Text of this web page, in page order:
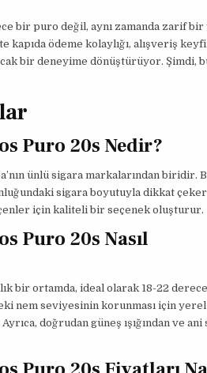
bir puro değil, aynı zamanda zarif bir
kapıda ödeme kolaylığı, alışveriş
bir deneyime dönüştürüyor. Şimdi,
Puro 20s Nedir?
ünlü sigara markalarından biridir.
sigara boyutuyla dikkat
için kaliteli bir seçenek oluşturur.
Puro 20s Nasıl
bir ortamda, ideal olarak 18-22 derece
nem seviyesinin korunması için yerel
doğrudan güneş ışığından ve ani